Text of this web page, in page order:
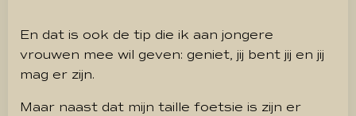
En dat is ook de tip die ik aan jongere
vrouwen mee wil geven: geniet, jij bent jij en jij
mag er zijn.
Maar naast dat mijn taille foetsie is zijn er